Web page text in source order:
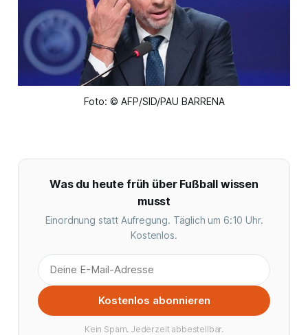
Foto: © AFP/SID/PAU BARRENA
Was du heute früh über Fußball wissen
musst
Einordnung statt Aufregung. Täglich um 6:10 Uhr.
Kostenlos.
Kostenlos abonnieren
Kein Spam. Jederzeit abbestellbar.